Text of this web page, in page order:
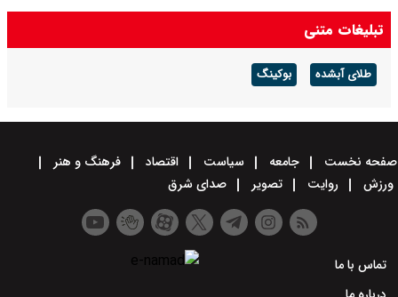
در ارتفاعات استان
تبلیغات متنی
طلای آبشده بوکینگ
صفحه نخست جامعه سیاست اقتصاد
فرهنگ و هنر
ورزش
روایت تصویر صدای شرق
تماس با ما